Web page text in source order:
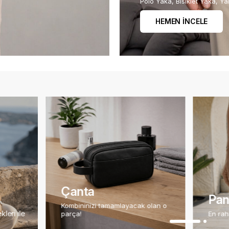
HEMEN İNCELE
tamamlayacak olan o
Pantolon
En rahat pantolonlara hemen göz